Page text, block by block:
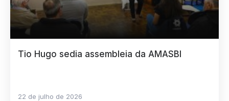
Tio Hugo sedia assembleia da AMASBI
22 de julho de 2026